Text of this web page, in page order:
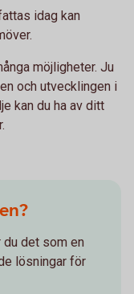
idag kan
möjligheter. Ju
och utvecklingen i
kan du ha av ditt
det som en
lösningar för